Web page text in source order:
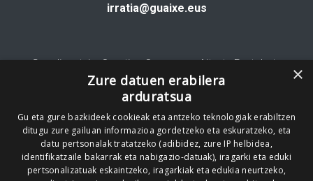
irratia@guaixe.eus
Gure lizentzia: Creative Commons Aitortu Partekatu
Codesyntaxek garatua
×
Zure datuen erabilera
arduratsua
Gu eta gure bazkideek cookieak eta antzeko teknologiak erabiltzen
ditugu zure gailuan informazioa gordetzeko eta eskuratzeko, eta
datu pertsonalak tratatzeko (adibidez, zure IP helbidea,
identifikatzaile bakarrak eta nabigazio-datuak), iragarki eta eduki
pertsonalizatuak eskaintzeko, iragarkiak eta edukia neurtzeko,